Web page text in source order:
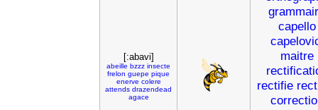
[:abavi]
abeille bzzz insecte
frelon guepe pique
enerve colere
attends drazendead
agace
capello
maitre
rectifie